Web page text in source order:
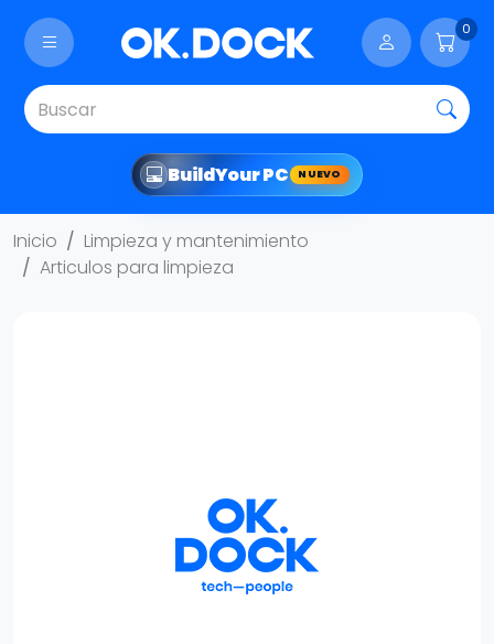
0
BuildYour PC NUEVO
Inicio
Limpieza y mantenimiento
Articulos para limpieza